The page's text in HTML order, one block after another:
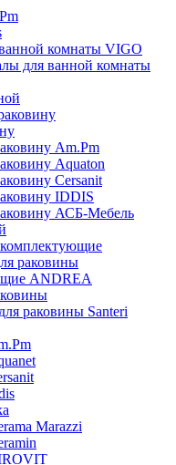
комнаты VIGO
для ванной комнаты
Am.Pm
Aquaton
Cersanit
IDDIS
АСБ-Мебель
раковины
ANDREA
раковины Santeri
Marazzi